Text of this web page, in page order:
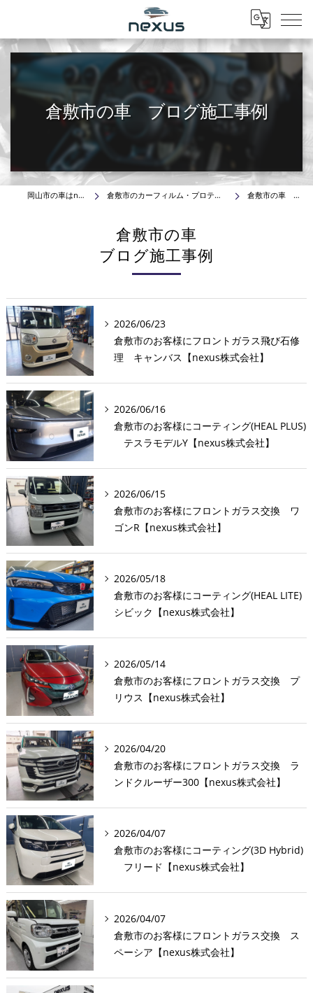
Menu
倉敷市の車 ブログ施工事例
岡山市の車はnexus株式会社 倉敷市のカーフィルム・プロテクションフィルム施工事例 倉敷市の車 ブログ施工事例
倉敷市の車
ブログ施工事例
2026/06/23
倉敷市のお客様にフロントガラス飛び石修
理 キャンバス【nexus株式会社】
2026/06/16
倉敷市のお客様にコーティング(HEAL PLUS)
テスラモデルY【nexus株式会社】
2026/06/15
倉敷市のお客様にフロントガラス交換 ワ
ゴンR【nexus株式会社】
2026/05/18
倉敷市のお客様にコーティング(HEAL LITE)
シビック【nexus株式会社】
2026/05/14
倉敷市のお客様にフロントガラス交換 プ
リウス【nexus株式会社】
2026/04/20
倉敷市のお客様にフロントガラス交換 ラ
ンドクルーザー300【nexus株式会社】
2026/04/07
倉敷市のお客様にコーティング(3D Hybrid)
フリード【nexus株式会社】
2026/04/07
倉敷市のお客様にフロントガラス交換 ス
ペーシア【nexus株式会社】